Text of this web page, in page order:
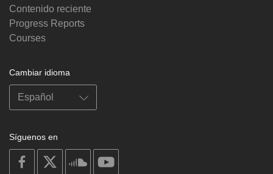
Contenido reciente
Progress Reports
Courses
Cambiar idioma
Síguenos en
on
facebook
soundcloud